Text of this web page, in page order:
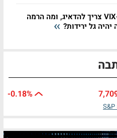
מתי ה-VIX צריך להדאיג, ומה הרמה
גל ירידות?
-0.18%